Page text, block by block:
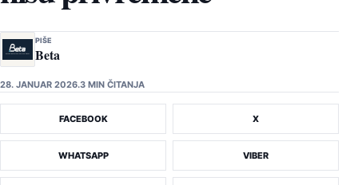
PIŠE
Beta
28. JANUAR 2026.3 MIN ČITANJA
FACEBOOK X
WHATSAPP VIBER